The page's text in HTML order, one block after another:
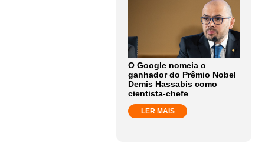
O Google nomeia o
ganhador do Prêmio Nobel
Demis Hassabis como
cientista-chefe
LER MAIS